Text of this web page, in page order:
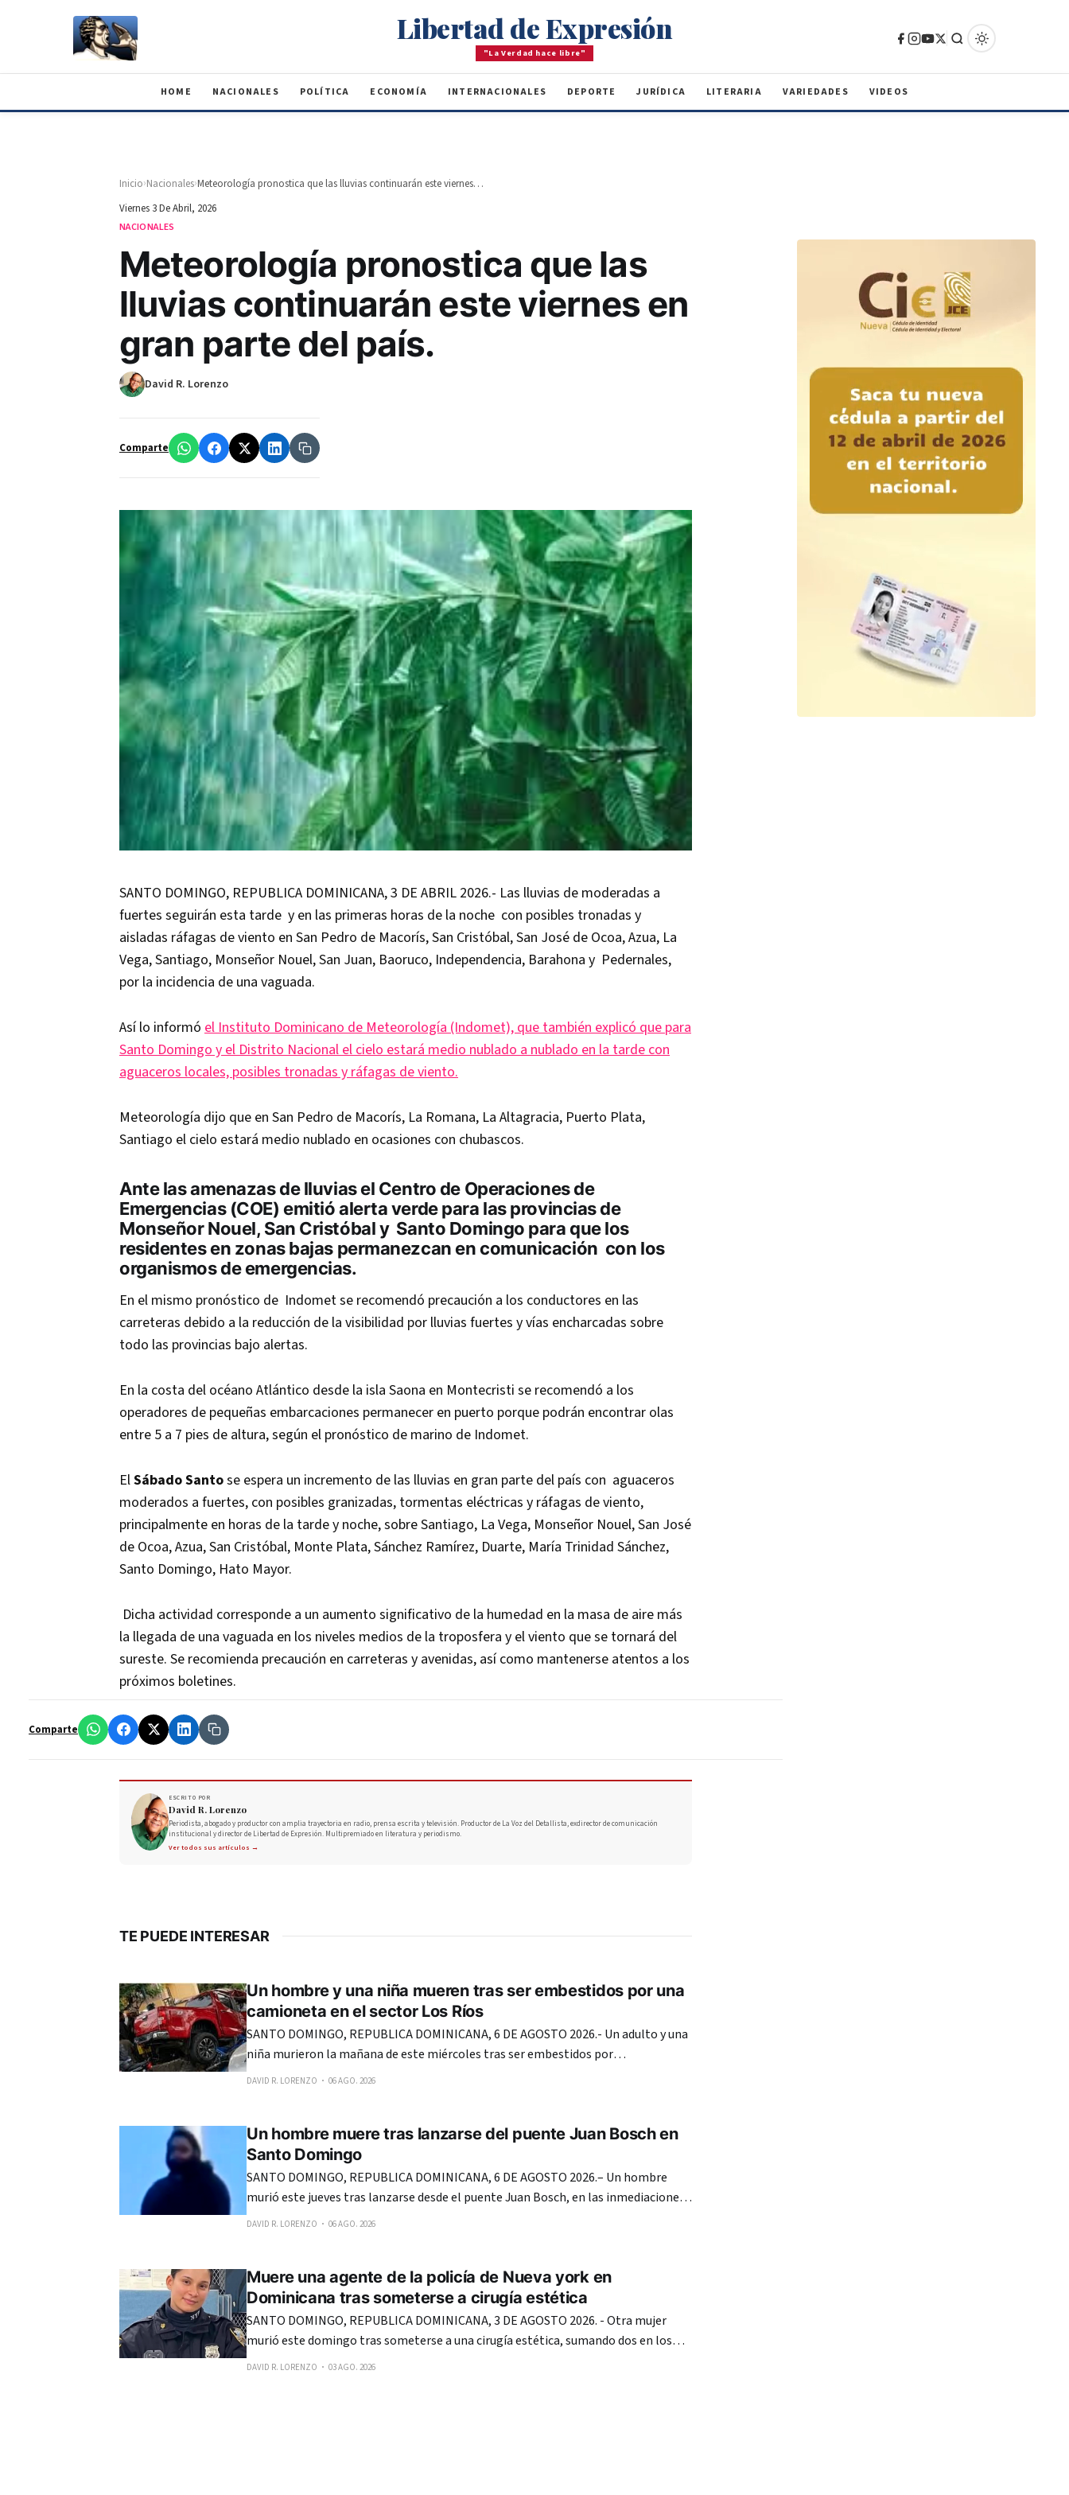
Libertad de Expresión
"La Verdad hace libre"
HOME NACIONALES POLÍTICA ECONOMÍA INTERNACIONALES DEPORTE JURÍDICA LITERARIA VARIEDADES VIDEOS
Inicio›Nacionales›
Meteorología pronostica que las lluvias continuarán este viernes en gran parte del país.
Viernes 3 De Abril, 2026
NACIONALES
Meteorología pronostica que las
lluvias continuarán este viernes en
gran parte del país.
David R. Lorenzo
Comparte
SANTO DOMINGO, REPUBLICA DOMINICANA, 3 DE ABRIL 2026.- Las lluvias de moderadas a
fuertes seguirán esta tarde y en las primeras horas de la noche con posibles tronadas y
aisladas ráfagas de viento en San Pedro de Macorís, San Cristóbal, San José de Ocoa, Azua, La
Vega, Santiago, Monseñor Nouel, San Juan, Baoruco, Independencia, Barahona y Pedernales,
por la incidencia de una vaguada.
Así lo informó el Instituto Dominicano de Meteorología (Indomet), que también explicó que para
Santo Domingo y el Distrito Nacional el cielo estará medio nublado a nublado en la tarde con
aguaceros locales, posibles tronadas y ráfagas de viento.
Meteorología dijo que en San Pedro de Macorís, La Romana, La Altagracia, Puerto Plata,
Santiago el cielo estará medio nublado en ocasiones con chubascos.
Ante las amenazas de lluvias el Centro de Operaciones de
Emergencias (COE) emitió alerta verde para las provincias de
Monseñor Nouel, San Cristóbal y Santo Domingo para que los
residentes en zonas bajas permanezcan en comunicación con los
organismos de emergencias.
En el mismo pronóstico de Indomet se recomendó precaución a los conductores en las
carreteras debido a la reducción de la visibilidad por lluvias fuertes y vías encharcadas sobre
todo las provincias bajo alertas.
En la costa del océano Atlántico desde la isla Saona en Montecristi se recomendó a los
operadores de pequeñas embarcaciones permanecer en puerto porque podrán encontrar olas
entre 5 a 7 pies de altura, según el pronóstico de marino de Indomet.
ElSábado Santose espera un incremento de las lluvias en gran parte del país con aguaceros
moderados a fuertes, con posibles granizadas, tormentas eléctricas y ráfagas de viento,
principalmente en horas de la tarde y noche, sobre Santiago, La Vega, Monseñor Nouel, San José
de Ocoa, Azua, San Cristóbal, Monte Plata, Sánchez Ramírez, Duarte, María Trinidad Sánchez,
Santo Domingo, Hato Mayor.
Dicha actividad corresponde a un aumento significativo de la humedad en la masa de aire más
la llegada de una vaguada en los niveles medios de la troposfera y el viento que se tornará del
sureste. Se recomienda precaución en carreteras y avenidas, así como mantenerse atentos a los
próximos boletines.
Comparte
ESCRITO POR
David R. Lorenzo
Periodista, abogado y productor con amplia trayectoria en radio, prensa escrita y televisión. Productor de La Voz del Detallista, exdirector de comunicación
institucional y director de Libertad de Expresión. Multipremiado en literatura y periodismo.
Ver todos sus artículos →
TE PUEDE INTERESAR
Un hombre y una niña mueren tras ser embestidos por una
camioneta en el sector Los Ríos
SANTO DOMINGO, REPUBLICA DOMINICANA, 6 DE AGOSTO 2026.- Un adulto y una
niña murieron la mañana de este miércoles tras ser embestidos por
una camioneta de doble cabina en la avenida Coronel Juan María Lora Fernández,
DAVID R. LORENZO 06 AGO. 2026
Un hombre muere tras lanzarse del puente Juan Bosch en
Santo Domingo
SANTO DOMINGO, REPUBLICA DOMINICANA, 6 DE AGOSTO 2026.– Un hombre
murió este jueves tras lanzarse desde el puente Juan Bosch, en las inmediaciones
del sector La Ciénaga, en el Distrito Nacional, según se observa en un video que
DAVID R. LORENZO 06 AGO. 2026
Muere una agente de la policía de Nueva york en
Dominicana tras someterse a cirugía estética
SANTO DOMINGO, REPUBLICA DOMINICANA, 3 DE AGOSTO 2026. - Otra mujer
murió este domingo tras someterse a una cirugía estética, sumando dos en los
últimos 10 días en Santo Domingo, lo que vuelve a encender las alarmas en el
DAVID R. LORENZO 03 AGO. 2026